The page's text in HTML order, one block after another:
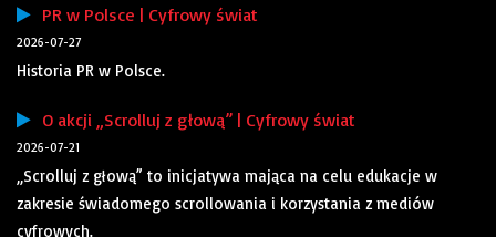
PR w Polsce | Cyfrowy świat
2026-07-27
Historia PR w Polsce.
O akcji „Scrolluj z głową” | Cyfrowy świat
2026-07-21
„Scrolluj z głową” to inicjatywa mająca na celu edukacje w
zakresie świadomego scrollowania i korzystania z mediów
cyfrowych.